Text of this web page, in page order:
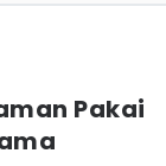
Pakai